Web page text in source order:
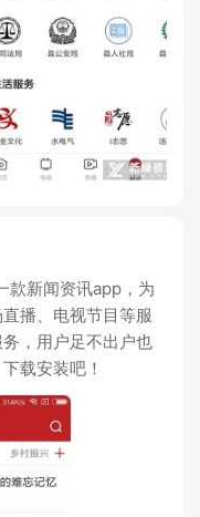
款新闻资讯app，为
播、电视节目等服
，用户足不出户也
载安装吧！